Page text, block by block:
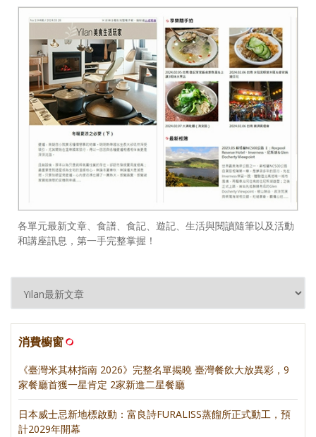
各單元最新文章、食譜、食記、遊記、生活與閱讀隨筆以及活動
和講座訊息，第一手完整掌握！
消費櫥窗
《臺灣米其林指南 2026》完整名單揭曉 臺灣餐飲大放異彩，9
家餐廳首獲一星肯定 2家新進二星餐廳
日本威士忌新地標啟動：富良詩FURALISS蒸餾所正式動工，預
計2029年開幕